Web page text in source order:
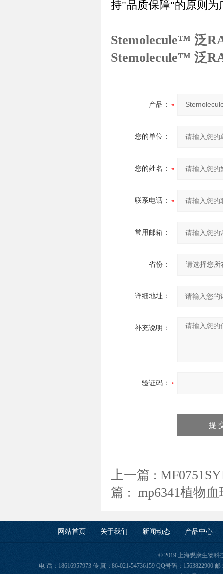
持"品质保障"的原则为
Stemolecule™ 泛
Stemolecule™ 泛
产品：
您的单位：
您的姓名：
联系电话：
常用邮箱：
省份：
详细地址：
补充说明：
验证码：
上一篇 :
篇 : mp6341植物
网站首页 关于我们 新闻动态 产品中心
© 2019 上海懋康生物科
电 话：18616957973 传 真：86-021-54736159 QQ号码：1563822900